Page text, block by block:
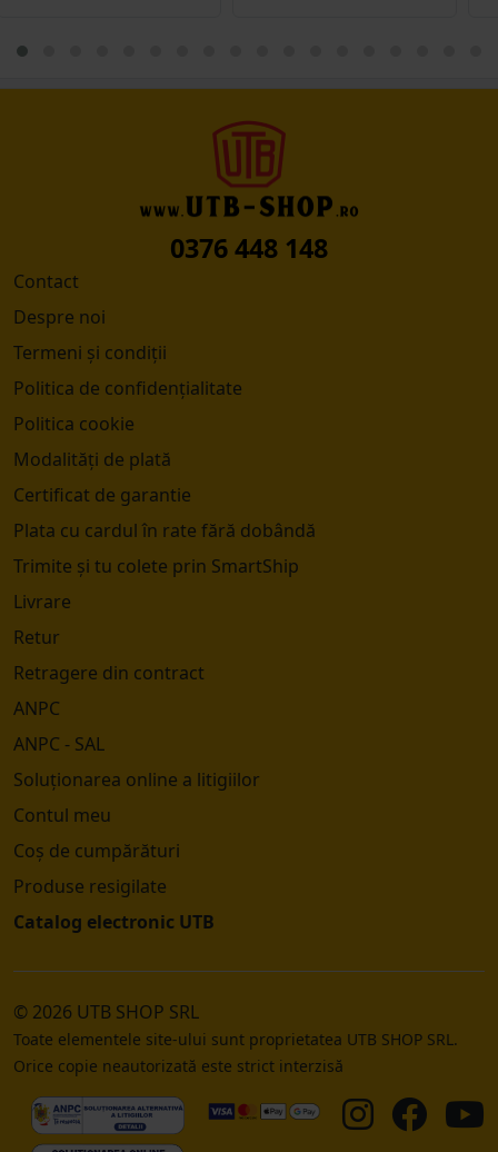
0376 448 148
Contact
Despre noi
Termeni și condiții
Politica de confidențialitate
Politica cookie
Modalități de plată
Certificat de garantie
Plata cu cardul în rate fără dobândă
Trimite și tu colete prin SmartShip
Livrare
Retur
Retragere din contract
ANPC
ANPC - SAL
Soluționarea online a litigiilor
Contul meu
Coș de cumpărături
Produse resigilate
Catalog electronic UTB
© 2026 UTB SHOP SRL
Toate elementele site-ului sunt proprietatea UTB SHOP SRL.
Orice copie neautorizată este strict interzisă